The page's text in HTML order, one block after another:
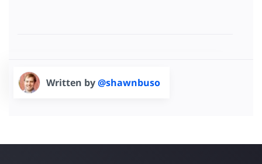
Written by@shawnbuso